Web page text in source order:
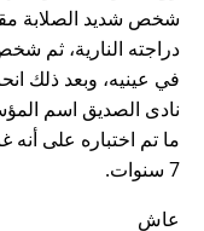
شخص شديد الصلابة
دراجته النارية، ثم
في عينيه، وبعد ذلك
نادى الصديق اسم
ما تم اختباره على
7 سنوات.
عاش